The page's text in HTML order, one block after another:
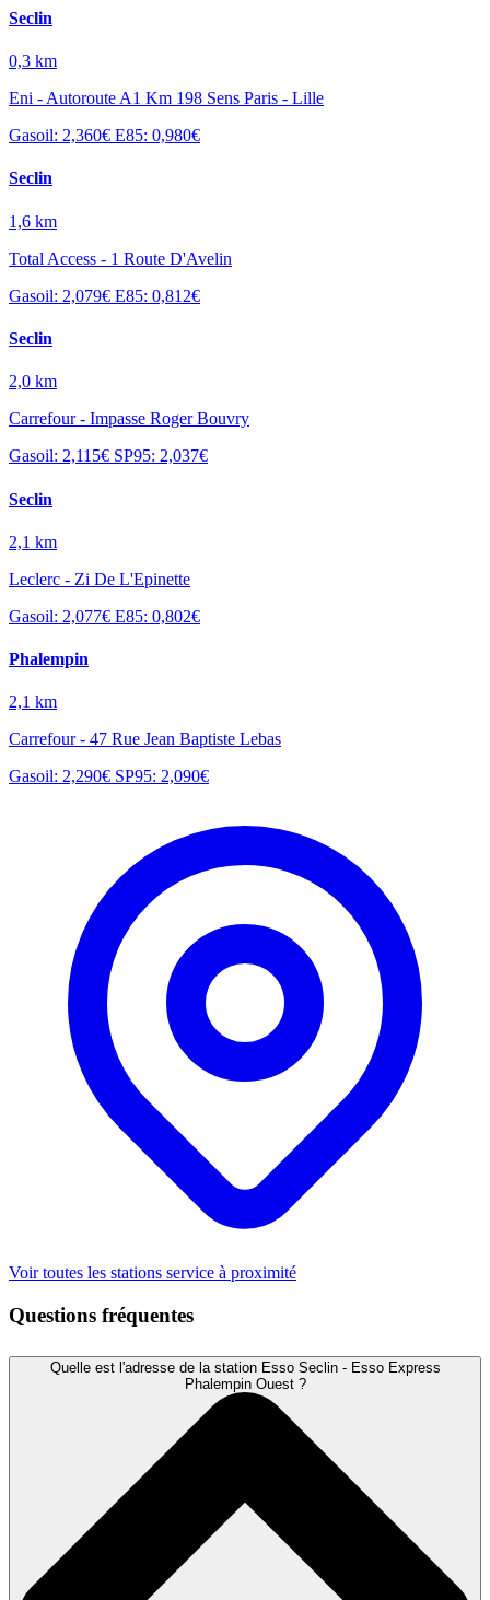
Seclin
0,3 km
Eni - Autoroute A1 Km 198 Sens Paris - Lille
Gasoil: 2,360€ E85: 0,980€
Seclin
1,6 km
Total Access - 1 Route D'Avelin
Gasoil: 2,079€ E85: 0,812€
Seclin
2,0 km
Carrefour - Impasse Roger Bouvry
Gasoil: 2,115€ SP95: 2,037€
Seclin
2,1 km
Leclerc - Zi De L'Epinette
Gasoil: 2,077€ E85: 0,802€
Phalempin
2,1 km
Carrefour - 47 Rue Jean Baptiste Lebas
Gasoil: 2,290€ SP95: 2,090€
Voir toutes les stations service à proximité
Questions fréquentes
Quelle est l'adresse de la station Esso Seclin - Esso Express
Phalempin Ouest ?